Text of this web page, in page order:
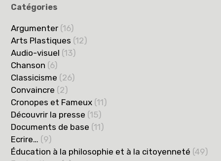
Catégories
Argumenter (16)
Arts Plastiques (12)
Audio-visuel (13)
Chanson (6)
Classicisme (26)
Convaincre (2)
Cronopes et Fameux (11)
Découvrir la presse (15)
Documents de base (11)
Ecrire… (9)
Éducation à la philosophie et à la citoyenneté (49)